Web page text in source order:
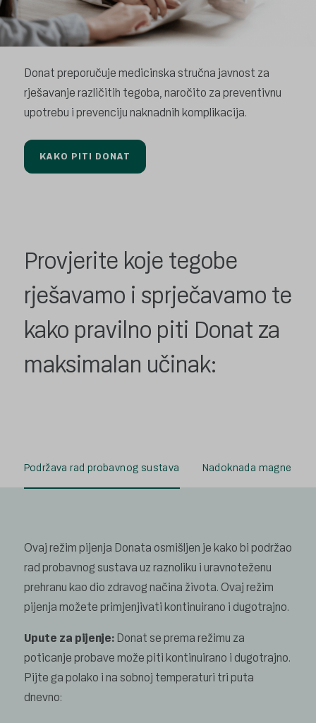
Donat preporučuje medicinska stručna javnost za
rješavanje različitih tegoba, naročito za preventivnu
upotrebu i prevenciju naknadnih komplikacija.
KAKO PITI DONAT
Provjerite koje tegobe
rješavamo i sprječavamo te
kako pravilno piti Donat za
maksimalan učinak:
Podržava rad probavnog sustava Nadoknada magnezija
Ovaj režim pijenja Donata osmišljen je kako bi podržao
rad probavnog sustava uz raznoliku i uravnoteženu
prehranu kao dio zdravog načina života. Ovaj režim
pijenja možete primjenjivati kontinuirano i dugotrajno.
Upute za pijenje:Donat se prema režimu za
poticanje probave može piti kontinuirano i dugotrajno.
Pijte ga polako i na sobnoj temperaturi tri puta
dnevno: